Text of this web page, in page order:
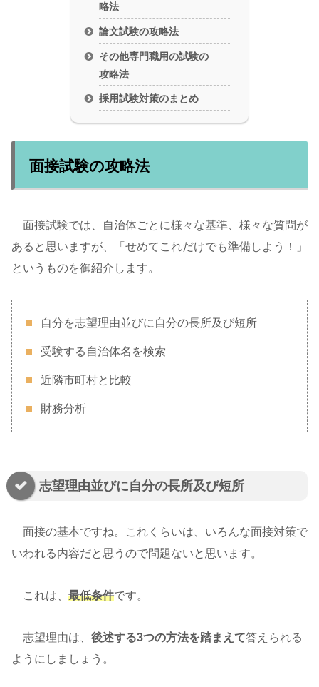
略法
論文試験の攻略法
その他専門職用の試験の
攻略法
採用試験対策のまとめ
面接試験の攻略法
面接試験では、自治体ごとに様々な基準、様々な質問が
あると思いますが、「せめてこれだけでも準備しよう！」
というものを御紹介します。
自分を志望理由並びに自分の長所及び短所
受験する自治体名を検索
近隣市町村と比較
財務分析
志望理由並びに自分の長所及び短所
面接の基本ですね。これくらいは、いろんな面接対策で
いわれる内容だと思うので問題ないと思います。
これは、 最低条件です。
志望理由は、 後述する3つの方法を踏まえて答えられる
ようにしましょう。